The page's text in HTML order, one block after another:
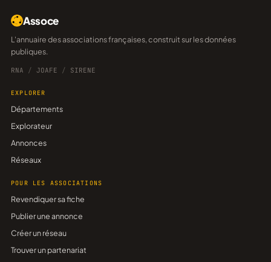
Assoce
L'annuaire des associations françaises, construit sur les données
publiques.
RNA / JOAFE / SIRENE
EXPLORER
Départements
Explorateur
Annonces
Réseaux
POUR LES ASSOCIATIONS
Revendiquer sa fiche
Publier une annonce
Créer un réseau
Trouver un partenariat